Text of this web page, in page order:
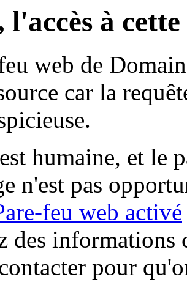
l'accès à
web de
car la
humaine, et le
n'est pas
feu web activé
des informations
pour